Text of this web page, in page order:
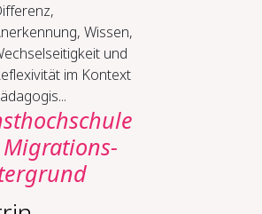
Wissen,
und
im Kontext